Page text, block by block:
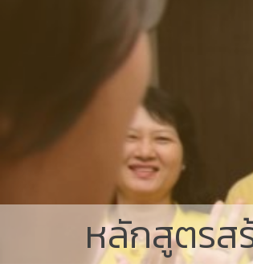
หลักสูตรส